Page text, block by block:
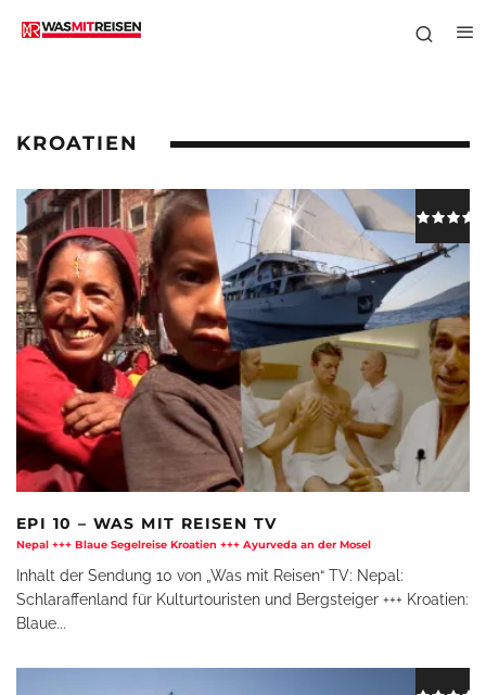
KROATIEN
EPI 10 – WAS MIT REISEN TV
Nepal +++ Blaue Segelreise Kroatien +++ Ayurveda an der Mosel
Inhalt der Sendung 10 von „Was mit Reisen“ TV: Nepal:
Schlaraffenland für Kulturtouristen und Bergsteiger +++ Kroatien:
Blaue...